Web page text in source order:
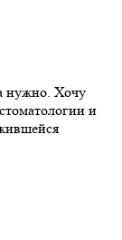
нужно. Хочу
и